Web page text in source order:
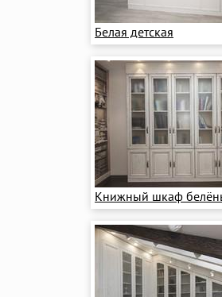
Белая детская
Книжный шкаф